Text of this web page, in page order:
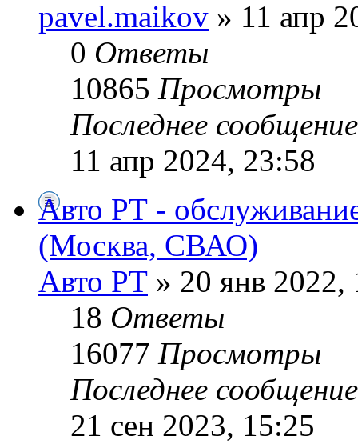
pavel.maikov » 11 апр
0 Ответы
10865 Просмотры
Последнее
11 апр 2024, 23:58
Авто РТ -
(Москва, СВАО)
Авто РТ » 20 янв 2022,
18 Ответы
16077 Просмотры
Последнее
21 сен 2023, 15:25